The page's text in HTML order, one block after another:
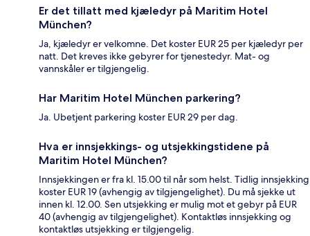
Er det tillatt med kjæledyr på Maritim Hotel
München?
Ja, kjæledyr er velkomne. Det koster EUR 25 per kjæledyr per
natt. Det kreves ikke gebyrer for tjenestedyr. Mat- og
vannskåler er tilgjengelig.
Har Maritim Hotel München parkering?
Ja. Ubetjent parkering koster EUR 29 per dag.
Hva er innsjekkings- og utsjekkingstidene på
Maritim Hotel München?
Innsjekkingen er fra kl. 15.00 til når som helst. Tidlig innsjekking
koster EUR 19 (avhengig av tilgjengelighet). Du må sjekke ut
innen kl. 12.00. Sen utsjekking er mulig mot et gebyr på EUR
40 (avhengig av tilgjengelighet). Kontaktløs innsjekking og
kontaktløs utsjekking er tilgjengelig.